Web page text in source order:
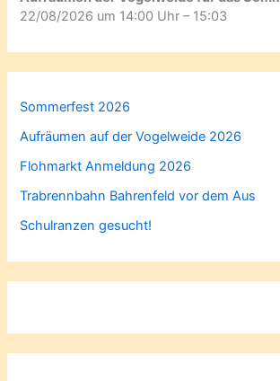
22/08/2026 um 14:00 Uhr – 15:03
Sommerfest 2026
Aufräumen auf der Vogelweide 2026
Flohmarkt Anmeldung 2026
Trabrennbahn Bahrenfeld vor dem Aus
Schulranzen gesucht!